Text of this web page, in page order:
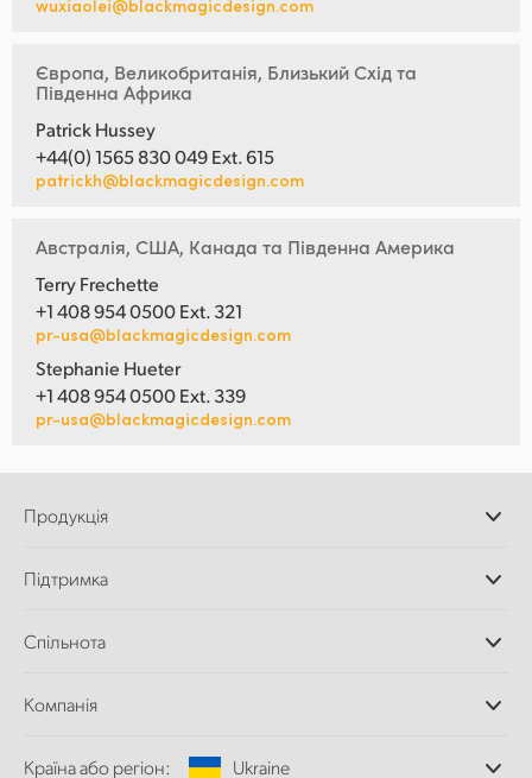
wuxiaolei@blackmagicdesign.com
Європа, Великобританія, Близький Схід та
Південна Африка
Patrick Hussey
+44(0) 1565 830 049 Ext. 615
patrickh@blackmagicdesign.com
Австралія, США, Канада та Південна Америка
Terry Frechette
+1 408 954 0500 Ext. 321
pr-usa@blackmagicdesign.com
Stephanie Hueter
+1 408 954 0500 Ext. 339
pr-usa@blackmagicdesign.com
Продукція
Додатки DaVinci
Відеомікшери ATEM
Дискові рекордери
та відтворення
Підтримка
Центр підтримки
Спільнота
Компанія
Країна або регіон: Ukraine